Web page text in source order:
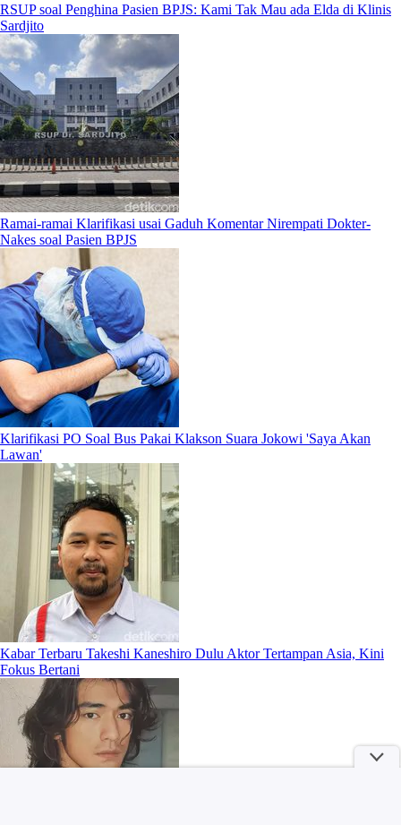
RSUP soal Penghina Pasien BPJS: Kami Tak Mau ada Elda di Klinis
Sardjito
Ramai-ramai Klarifikasi usai Gaduh Komentar Nirempati Dokter-
Nakes soal Pasien BPJS
Klarifikasi PO Soal Bus Pakai Klakson Suara Jokowi 'Saya Akan
Lawan'
Kabar Terbaru Takeshi Kaneshiro Dulu Aktor Tertampan Asia, Kini
Fokus Bertani